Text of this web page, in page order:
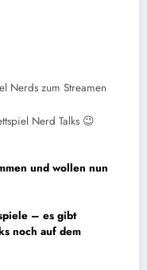
Nerds zum Streamen
Nerd Talks 😉
und wollen nun
– es gibt
noch auf dem